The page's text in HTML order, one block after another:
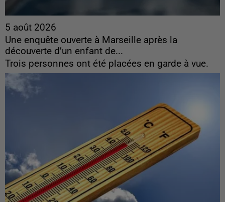
5 août 2026
Une enquête ouverte à Marseille après la
découverte d’un enfant de...
Trois personnes ont été placées en garde à vue.